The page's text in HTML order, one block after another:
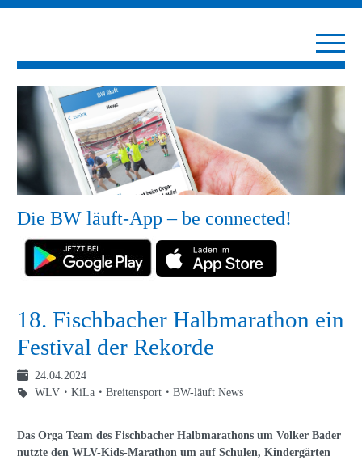
Die BW läuft-App – be connected!
18. Fischbacher Halbmarathon ein
Festival der Rekorde
24.04.2024
WLV
KiLa Breitensport BW-läuft News
Das Orga Team des Fischbacher Halbmarathons um Volker Bader
nutzte den WLV-Kids-Marathon um auf Schulen, Kindergärten